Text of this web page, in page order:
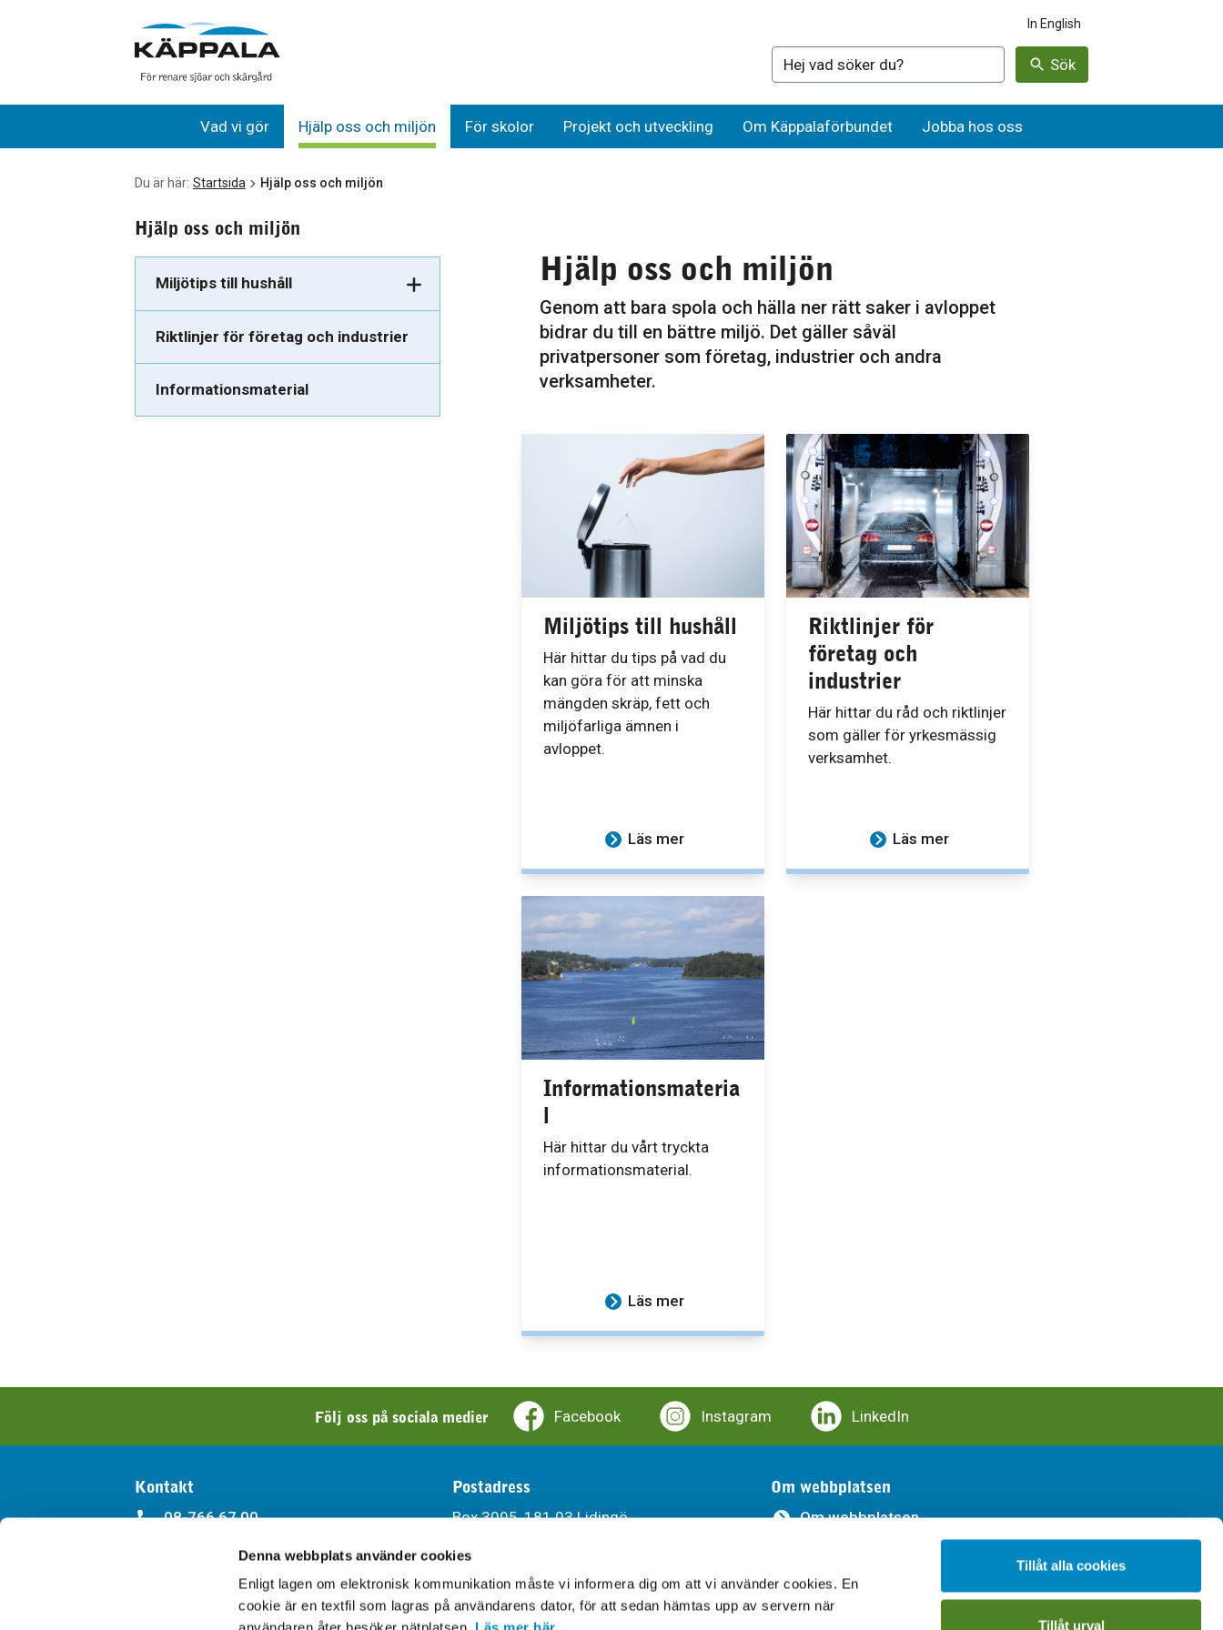
Denna webbplats använder cookies
Enligt lagen om elektronisk kommunikation måste vi informera dig om att vi använder cookies. En
cookie är en textfil som lagras på användarens dator, för att sedan hämtas upp av servern när
Tillåt alla cookies
Tillåt urval
In English
Sök på denna webbplatsen Sök
Vad vi gör Hjälp oss och miljön För skolor Projekt och utveckling Om Käppalaförbundet Jobba hos oss
Du är här: Startsida Hjälp oss och miljön
Hjälp oss och miljön
Miljötips till hushåll
Riktlinjer för företag och industrier
Informationsmaterial
Hjälp oss och miljön
Genom att bara spola och hälla ner rätt saker i avloppet
bidrar du till en bättre miljö. Det gäller såväl
privatpersoner som företag, industrier och andra
verksamheter.
Miljötips till hushåll
Här hittar du tips på vad du
kan göra för att minska
mängden skräp, fett och
miljöfarliga ämnen i
avloppet.
Läs mer
Riktlinjer för
företag och
industrier
Här hittar du råd och riktlinjer
som gäller för yrkesmässig
verksamhet.
Läs mer
Informationsmateria
l
Här hittar du vårt tryckta
informationsmaterial.
Läs mer
Följ oss på sociala medier Facebook Instagram LinkedIn
Kontakt
08-766 67 00
kappala@kappala.se
Postadress
Box 3095, 181 03 Lidingö
Besöksadress
Södra Kungsvägen 315, Lidingö
Om webbplatsen
Om webbplatsen
Behandling av personuppgifter